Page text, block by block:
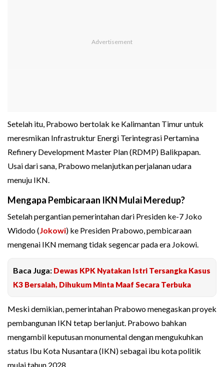
Setelah itu, Prabowo bertolak ke Kalimantan Timur untuk
meresmikan Infrastruktur Energi Terintegrasi Pertamina
Refinery Development Master Plan (RDMP) Balikpapan.
Usai dari sana, Prabowo melanjutkan perjalanan udara
menuju IKN.
Mengapa Pembicaraan IKN Mulai Meredup?
Setelah pergantian pemerintahan dari Presiden ke-7 Joko
Widodo ( Jokowi) ke Presiden Prabowo, pembicaraan
mengenai IKN memang tidak segencar pada era Jokowi.
Baca Juga: Dewas KPK Nyatakan Istri Tersangka Kasus
K3 Bersalah, Dihukum Minta Maaf Secara Terbuka
Meski demikian, pemerintahan Prabowo menegaskan proyek
pembangunan IKN tetap berlanjut. Prabowo bahkan
mengambil keputusan monumental dengan mengukuhkan
status Ibu Kota Nusantara (IKN) sebagai ibu kota politik
mulai tahun 2028.